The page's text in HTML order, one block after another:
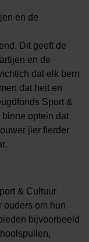
en de
Dit geeft de
en de
dat elk bern
dat heit en
Sport &
optein dat
jier fierder
& Cultuur
ouders om hun
bijvoorbeeld